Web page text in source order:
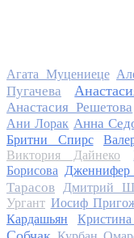
Агата Муцениеце
Пугачева
Анастасия Решетова
Ани Лорак Анна
Бритни Спирс
Виктория Дайнеко
Борисова Дженнифер
Тарасов
Дмитрий
Ургант Иосиф
Кардашьян